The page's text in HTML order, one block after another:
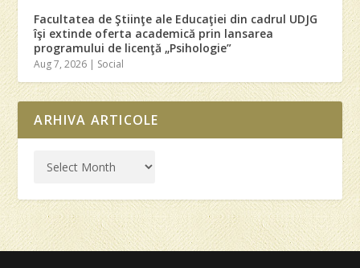
Facultatea de Ştiinţe ale Educaţiei din cadrul UDJG
îşi extinde oferta academică prin lansarea
programului de licenţă „Psihologie”
Aug 7, 2026 | Social
ARHIVA ARTICOLE